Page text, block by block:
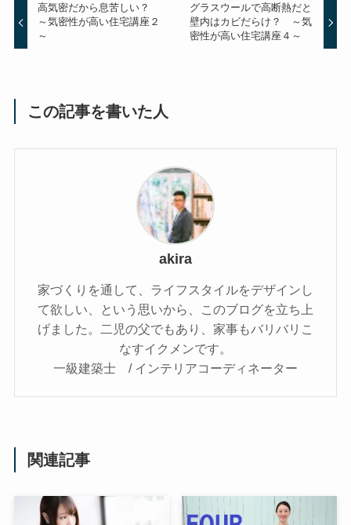
高気密だから息苦しい？
～気密性が高い住宅講座２
～
グラスウールで高断熱だと
壁内はカビだらけ？ ～気
密性が高い住宅講座４～
この記事を書いた人
akira
家づくりを通して、ライフスタイルをデザインし
て欲しい、という思いから、このブログを立ち上
げました。二児の父でもあり、家事もバリバリこ
なすイクメンです。
一級建築士 / インテリアコーディネーター
関連記事